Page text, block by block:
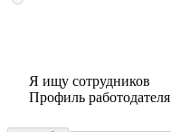
Я ищу сотрудников
Профиль работодателя